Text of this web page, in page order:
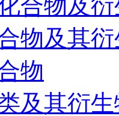
合物及
物及其
物
及其衍